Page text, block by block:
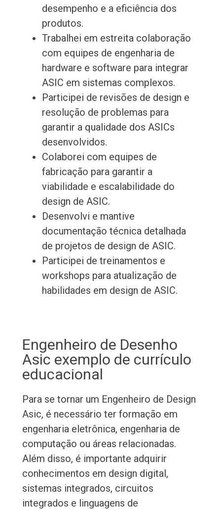
desempenho e a eficiência dos
produtos.
Trabalhei em estreita colaboração
com equipes de engenharia de
hardware e software para integrar
ASIC em sistemas complexos.
Participei de revisões de design e
resolução de problemas para
garantir a qualidade dos ASICs
desenvolvidos.
Colaborei com equipes de
fabricação para garantir a
viabilidade e escalabilidade do
design de ASIC.
Desenvolvi e mantive
documentação técnica detalhada
de projetos de design de ASIC.
Participei de treinamentos e
workshops para atualização de
habilidades em design de ASIC.
Engenheiro de Desenho
Asic exemplo de currículo
educacional
Para se tornar um Engenheiro de Design
Asic, é necessário ter formação em
engenharia eletrônica, engenharia de
computação ou áreas relacionadas.
Além disso, é importante adquirir
conhecimentos em design digital,
sistemas integrados, circuitos
integrados e linguagens de